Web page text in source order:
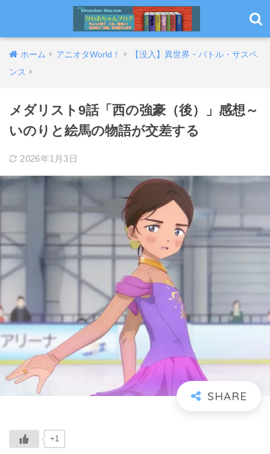
ホーム アニオタWorld！
【没入】異世界・バトル・サスペ
ンス
メダリスト9話「西の強豪（後）」感想～
いのりと絵馬の物語が交差する
2026年1月3日
+1